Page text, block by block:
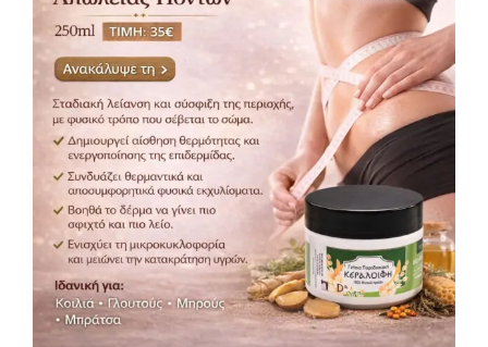
Κεραλοιφή Απώλειας Πόντων 250ml
Κεραλοιφές Περιποίηση σώματος
35,00
ΔΩΡΕΆΝ ΜΕΤΑΦΟΡΙΚΆ (+35€)!